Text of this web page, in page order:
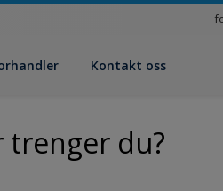
Kontakt oss
du?